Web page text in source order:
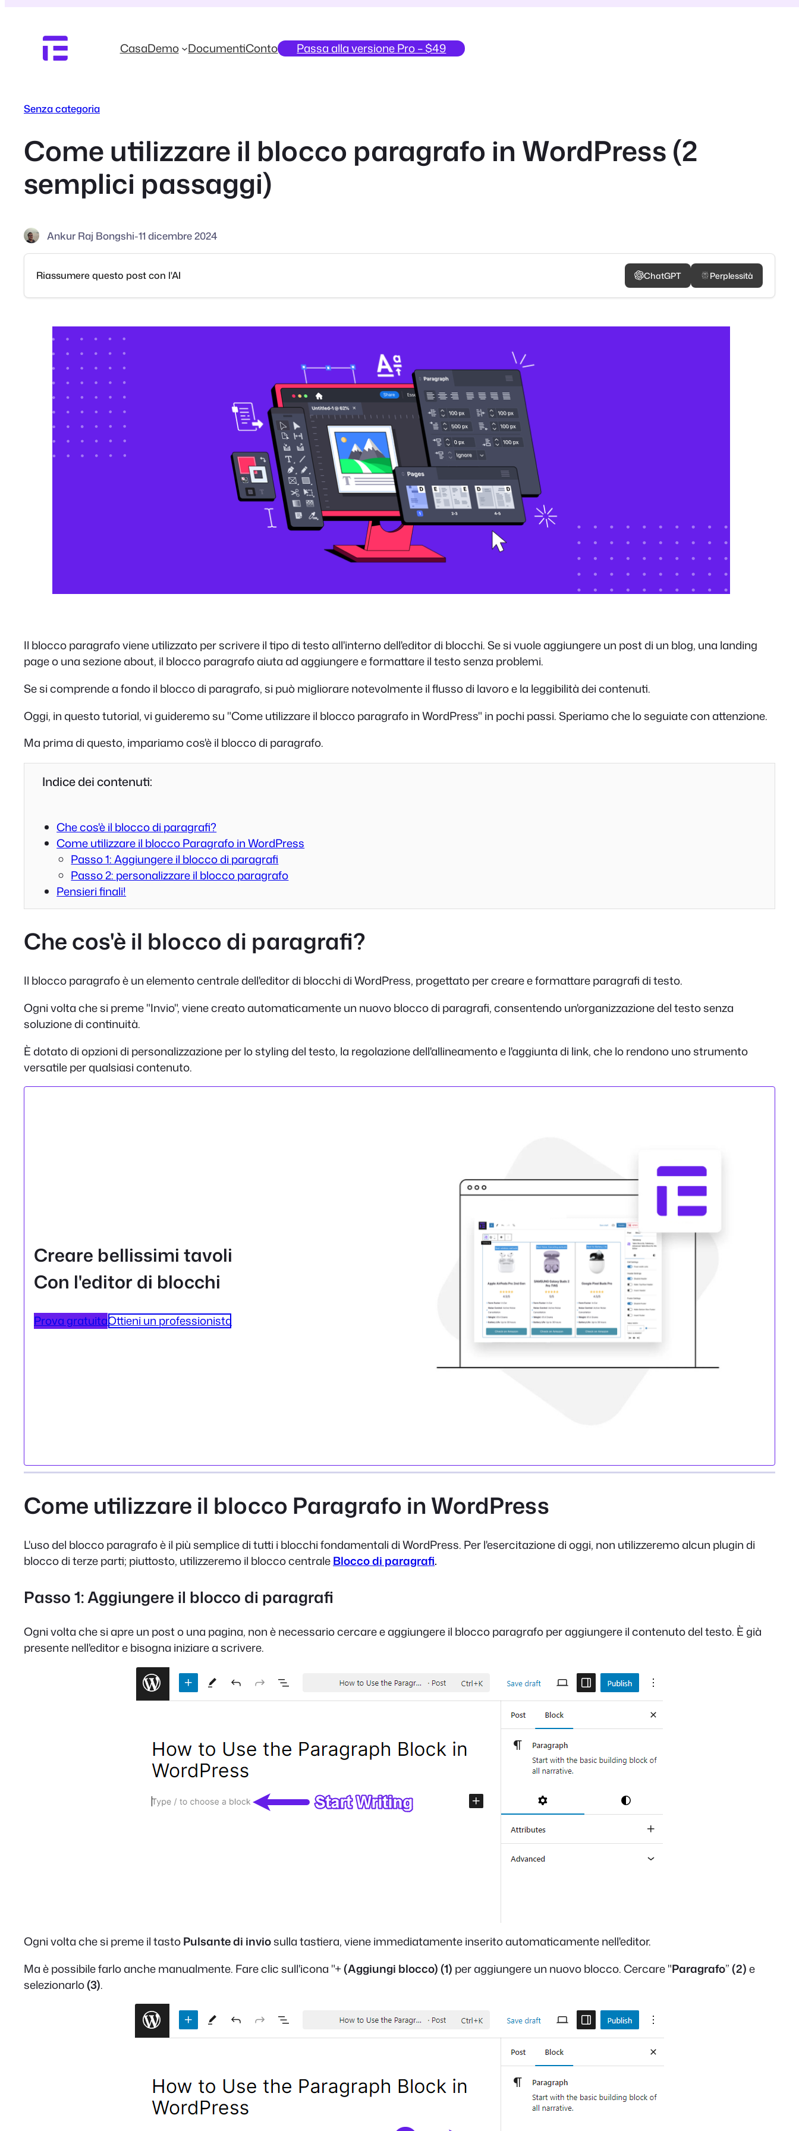
contenuto
CasaDemo DocumentiConto Passa alla versione Pro – $49
Senza categoria
Come utilizzare il blocco paragrafo in WordPress (2
semplici passaggi)
Ankur Raj Bongshi-11 dicembre 2024
Riassumere questo post con l'AI ChatGPT Perplessità
Il blocco paragrafo viene utilizzato per scrivere il tipo di testo all'interno dell'editor di blocchi. Se si vuole aggiungere un post di un blog, una landing
page o una sezione about, il blocco paragrafo aiuta ad aggiungere e formattare il testo senza problemi.
Se si comprende a fondo il blocco di paragrafo, si può migliorare notevolmente il flusso di lavoro e la leggibilità dei contenuti.
Oggi, in questo tutorial, vi guideremo su "Come utilizzare il blocco paragrafo in WordPress" in pochi passi. Speriamo che lo seguiate con attenzione.
Ma prima di questo, impariamo cos'è il blocco di paragrafo.
Indice dei contenuti:
Che cos'è il blocco di paragrafi?
Come utilizzare il blocco Paragrafo in WordPress
Passo 1: Aggiungere il blocco di paragrafi
Passo 2: personalizzare il blocco paragrafo
Pensieri finali!
Che cos'è il blocco di paragrafi?
Il blocco paragrafo è un elemento centrale dell'editor di blocchi di WordPress, progettato per creare e formattare paragrafi di testo.
Ogni volta che si preme "Invio", viene creato automaticamente un nuovo blocco di paragrafi, consentendo un'organizzazione del testo senza
soluzione di continuità.
È dotato di opzioni di personalizzazione per lo styling del testo, la regolazione dell'allineamento e l'aggiunta di link, che lo rendono uno strumento
versatile per qualsiasi contenuto.
Creare bellissimi tavoli
Con l'editor di blocchi
Prova gratuitaOttieni un professionista
Come utilizzare il blocco Paragrafo in WordPress
L'uso del blocco paragrafo è il più semplice di tutti i blocchi fondamentali di WordPress. Per l'esercitazione di oggi, non utilizzeremo alcun plugin di
blocco di terze parti; piuttosto, utilizzeremo il blocco centraleBlocco di paragrafi.
Passo 1: Aggiungere il blocco di paragrafi
Ogni volta che si apre un post o una pagina, non è necessario cercare e aggiungere il blocco paragrafo per aggiungere il contenuto del testo. È già
presente nell'editor e bisogna iniziare a scrivere.
Ogni volta che si preme il tastoPulsante di inviosulla tastiera, viene immediatamente inserito automaticamente nell'editor.
Ma è possibile farlo anche manualmente. Fare clic sull'icona "+(Aggiungi blocco)(1) per aggiungere un nuovo blocco. Cercare "Paragrafo”(2)e
selezionarlo(3).